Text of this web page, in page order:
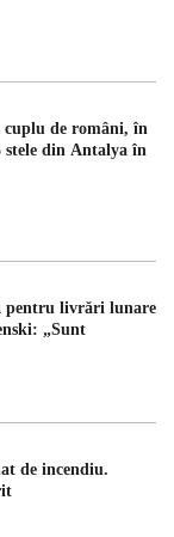
cuplu de români, în
stele din Antalya în
pentru livrări lunare
„Sunt
de incendiu.